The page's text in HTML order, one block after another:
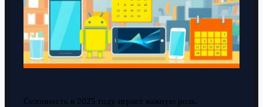
Сезонность в 2025 году играет важную роль.